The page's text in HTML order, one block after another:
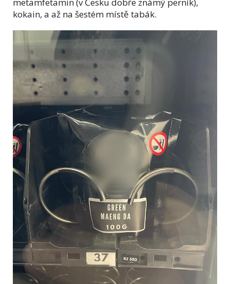
kokain, a až na šestém místě tabák.